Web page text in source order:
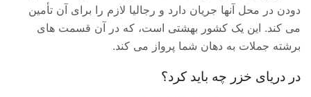
دودن در محل آنها جریان دارد و رجالیا لازم را برای آن تأمین
می کند. این یک کشور بهشتی است، که در آن قسمت های
برشته جملات به دهان شما پرواز می کند.
در دریای خزر چه باید کرد؟